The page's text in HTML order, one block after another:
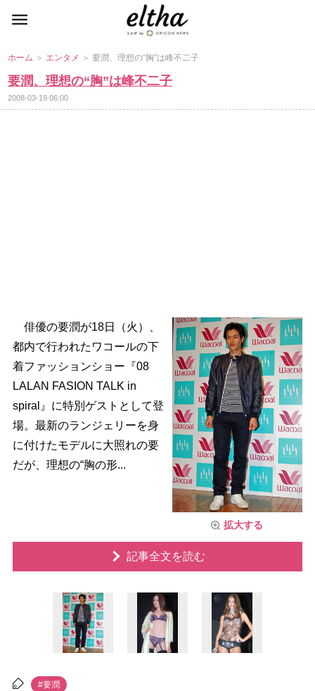
ホーム ＞ エンタメ ＞ 要潤、理想の“胸”は峰不二子
要潤、理想の“胸”は峰不二子
2008-03-19 06:00
拡大する
俳優の要潤が18日（火）、
都内で行われたワコールの下
着ファッションショー『08
LALAN FASION TALK in
spiral』に特別ゲストとして登
場。最新のランジェリーを身
に付けたモデルに大照れの要
だが、理想の“胸の形...
記事全文を読む
#要潤